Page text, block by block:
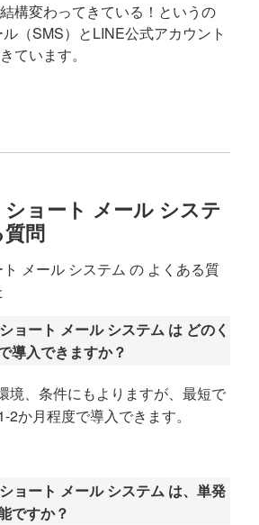
構変わってきている！というの
（SMS）とLINE公式アカウント
ています。
ョート メール システ
問
メール システム の よくある質
ョート メール システム は どのく
導入できますか？
境、条件にもよりますが、最短で
2か月程度で導入できます。
ョート メール システム は、単発
ですか？